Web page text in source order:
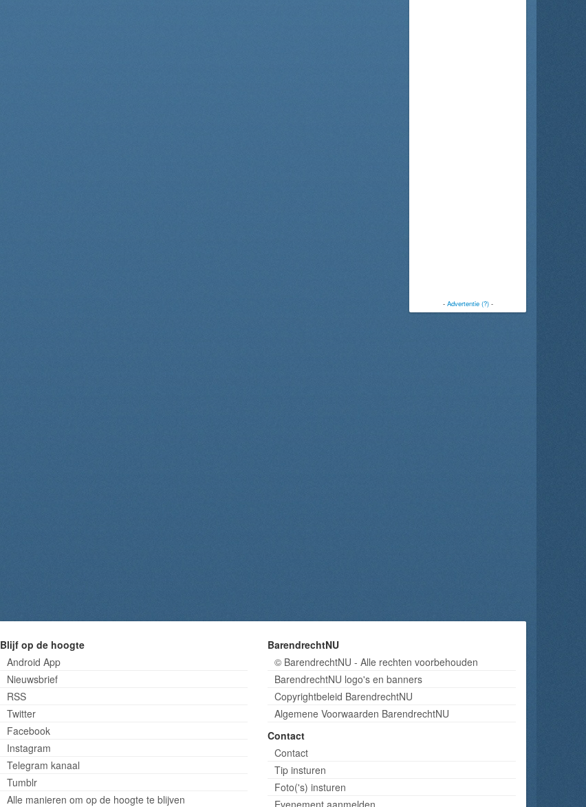
- Advertentie (?)-
Blijf op de hoogte
Android App
Nieuwsbrief
RSS
Twitter
Facebook
Instagram
Telegram kanaal
Tumblr
Alle manieren om op de hoogte te blijven
BarendrechtNU
© BarendrechtNU - Alle rechten voorbehouden
BarendrechtNU logo's en banners
Copyrightbeleid BarendrechtNU
Algemene Voorwaarden BarendrechtNU
Contact
Contact
Tip insturen
Foto('s) insturen